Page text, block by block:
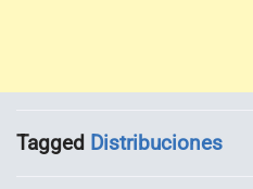
Tagged Distribuciones